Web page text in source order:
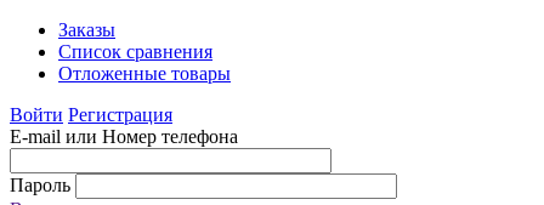
Заказы
Список сравнения
Отложенные товары
Войти Регистрация
E-mail или Номер телефона
Пароль